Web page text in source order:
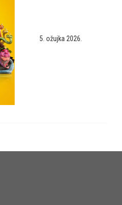
5. ožujka 2026.